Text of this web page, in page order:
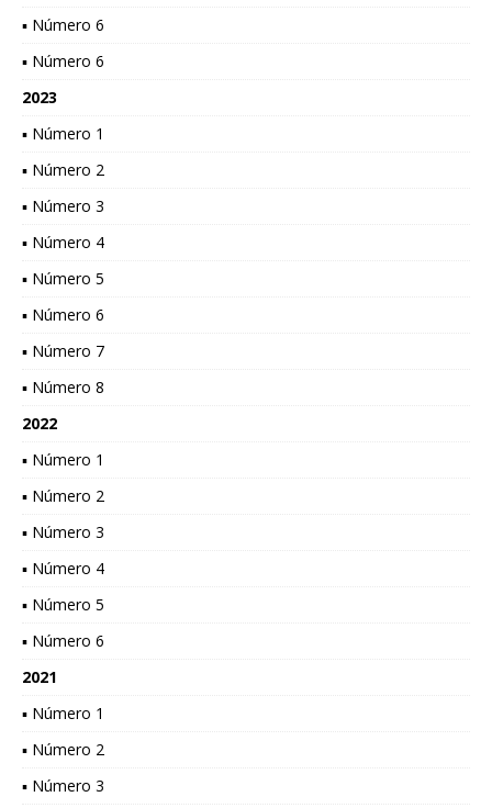
▪ Número 6
▪ Número 6
2023
▪ Número 1
▪ Número 2
▪ Número 3
▪ Número 4
▪ Número 5
▪ Número 6
▪ Número 7
▪ Número 8
2022
▪ Número 1
▪ Número 2
▪ Número 3
▪ Número 4
▪ Número 5
▪ Número 6
2021
▪ Número 1
▪ Número 2
▪ Número 3